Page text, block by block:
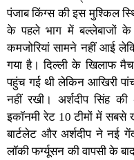
पंजाब किंग्स की इस मुश्किल
के पहले भाग में बल्लेबाजों के
कमजोरियां सामने नहीं आई
गया है। दिल्ली के खिलाफ
पहुंच गई थी लेकिन आखिरी
नहीं रखी। अर्शदीप सिंह
इकॉनमी रेट 10 टीमों में
बार्टलेट और अर्शदीप ने नई
लॉकी फर्ग्यूसन की वापसी के